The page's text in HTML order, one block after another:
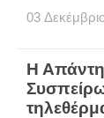
03
Η